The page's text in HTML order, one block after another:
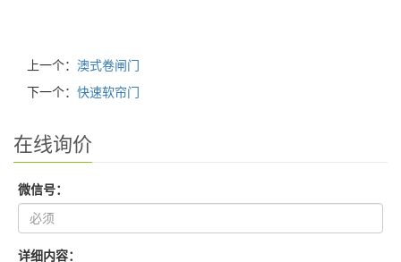
上一个： 澳式卷闸门
下一个： 快速软帘门
在线询价
微信号：
详细内容：